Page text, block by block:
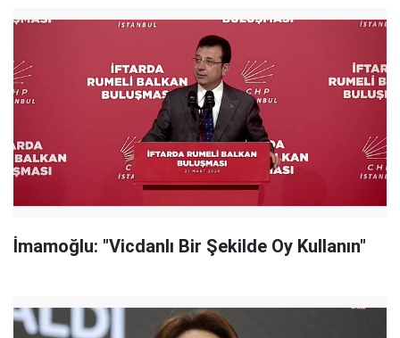
İmamoğlu: "Vicdanlı Bir Şekilde Oy Kullanın"